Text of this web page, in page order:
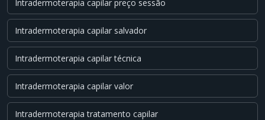
Intradermoterapia capilar preço sessão
Intradermoterapia capilar salvador
Intradermoterapia capilar técnica
Intradermoterapia capilar valor
Intradermoterapia tratamento capilar